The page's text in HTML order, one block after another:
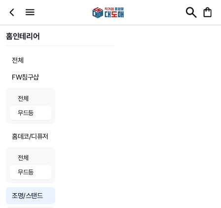
홈인테리어
전체
FW침구샵
전체
무드등
홈데코/디퓨저
전체
무드등
조명/스탠드